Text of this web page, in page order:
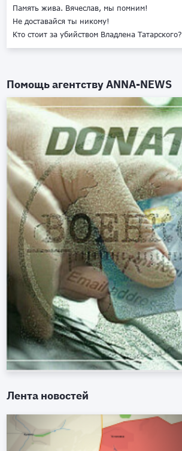
Память жива. Вячеслав, мы помним!
Не доставайся ты никому!
Кто стоит за убийством Владлена Татарского?
Помощь агентствуANNA-NEWS
Лента новостей